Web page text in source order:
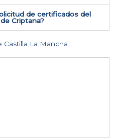
de certificados del
Criptana​?
Castilla La Mancha